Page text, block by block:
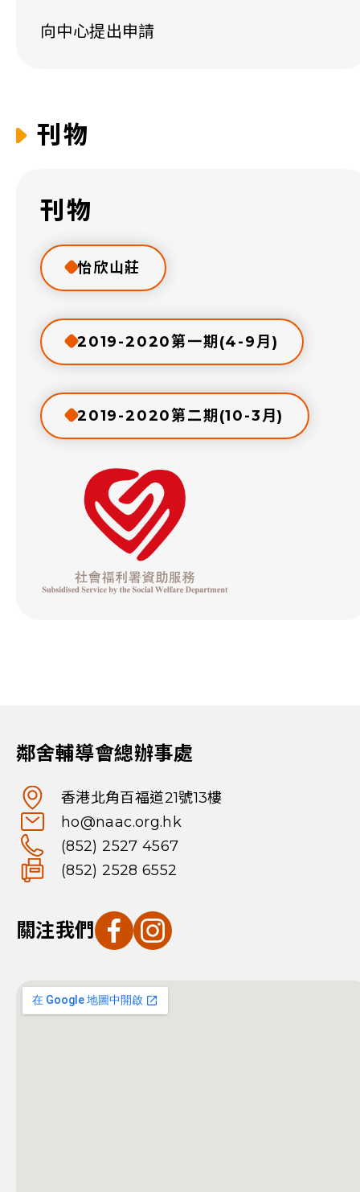
向中心提出申請
刊物
刊物
怡欣山莊
2019-2020第一期(4-9月)
2019-2020第二期(10-3月)
鄰舍輔導會總辦事處
香港北角百福道21號13樓
ho@naac.org.hk
(852) 2527 4567
(852) 2528 6552
關注我們